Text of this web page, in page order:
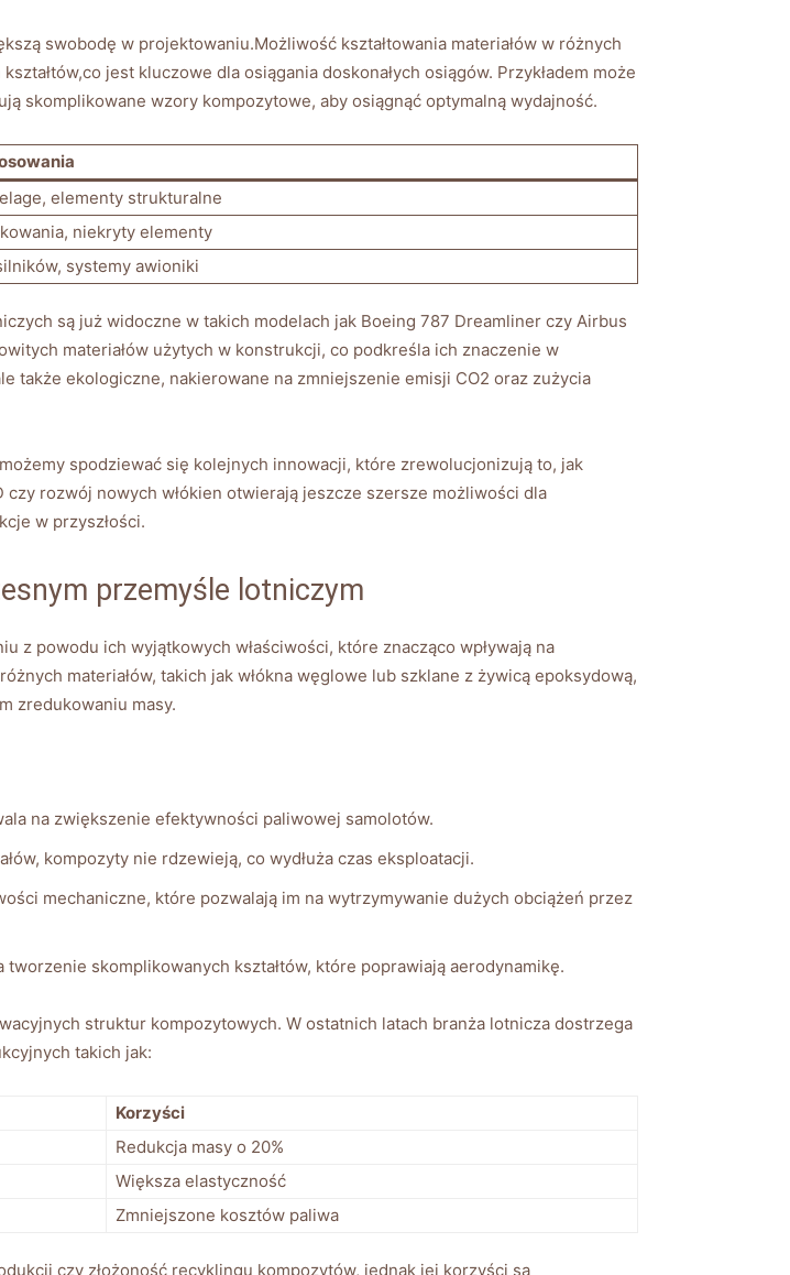
swobodę w projektowaniu.Możliwość kształtowania materiałów w różnych
jest kluczowe dla osiągania doskonałych osiągów. Przykładem może
skomplikowane wzory kompozytowe, aby osiągnąć optymalną wydajność.
elementy strukturalne
niekryty elementy
systemy awioniki
są już widoczne w takich modelach jak Boeing 787 Dreamliner czy Airbus
materiałów użytych w konstrukcji, co podkreśla ich znaczenie w
także ekologiczne, nakierowane na zmniejszenie emisji CO2 oraz zużycia
spodziewać się kolejnych innowacji, które zrewolucjonizują to, jak
rozwój nowych włókien otwierają jeszcze szersze możliwości dla
w przyszłości.
przemyśle lotniczym
z powodu ich wyjątkowych właściwości, które znacząco wpływają na
materiałów, takich jak włókna węglowe lub szklane z żywicą epoksydową,
zredukowaniu masy.
na zwiększenie efektywności paliwowej samolotów.
kompozyty nie rdzewieją, co wydłuża czas eksploatacji.
mechaniczne, które pozwalają im na wytrzymywanie dużych obciążeń przez
tworzenie skomplikowanych kształtów, które poprawiają aerodynamikę.
struktur kompozytowych. W ostatnich latach branża lotnicza dostrzega
takich jak:
Korzyści
Redukcja masy o 20%
Większa elastyczność
Zmniejszone kosztów paliwa
czy złożoność recyklingu kompozytów, jednak jej korzyści są